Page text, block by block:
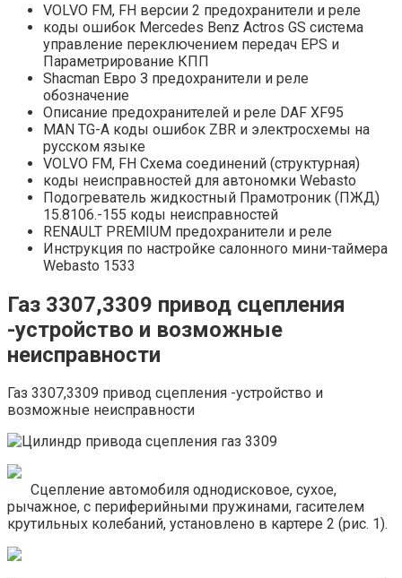
VOLVO FM, FH версии 2 предохранители и реле
коды ошибок Mercedes Benz Actros GS система
управление переключением передач EPS и
Параметрирование КПП
Shacman Евро З предохранители и реле
обозначение
Описание предохранителей и реле DAF XF95
MAN TG-A коды ошибок ZBR и электросхемы на
русском языке
VOLVO FM, FH Схема соединений (структурная)
коды неисправностей для автономки Webasto
Подогреватель жидкостный Прамотроник (ПЖД)
15.8106.-155 коды неисправностей
RENAULT PREMIUM предохранители и реле
Инструкция по настройке салонного мини-таймера
Webasto 1533
Газ 3307,3309 привод сцепления
-устройство и возможные
неисправности
Газ 3307,3309 привод сцепления -устройство и
возможные неисправности
Сцепление автомобиля однодисковое, сухое,
рычажное, с периферийными пружинами, гасителем
крутильных колебаний, установлено в картере 2 (рис. 1).